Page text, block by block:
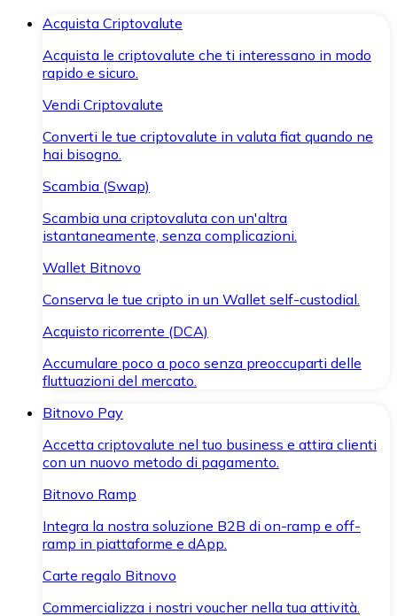
Acquista Criptovalute
Acquista le criptovalute che ti interessano in modo
rapido e sicuro.
Vendi Criptovalute
Converti le tue criptovalute in valuta fiat quando ne
hai bisogno.
Scambia (Swap)
Scambia una criptovaluta con un'altra
istantaneamente, senza complicazioni.
Wallet Bitnovo
Conserva le tue cripto in un Wallet self-custodial.
Acquisto ricorrente (DCA)
Accumulare poco a poco senza preoccuparti delle
fluttuazioni del mercato.
Bitnovo Pay
Accetta criptovalute nel tuo business e attira clienti
con un nuovo metodo di pagamento.
Bitnovo Ramp
Integra la nostra soluzione B2B di on-ramp e off-
ramp in piattaforme e dApp.
Carte regalo Bitnovo
Commercializza i nostri voucher nella tua attività.